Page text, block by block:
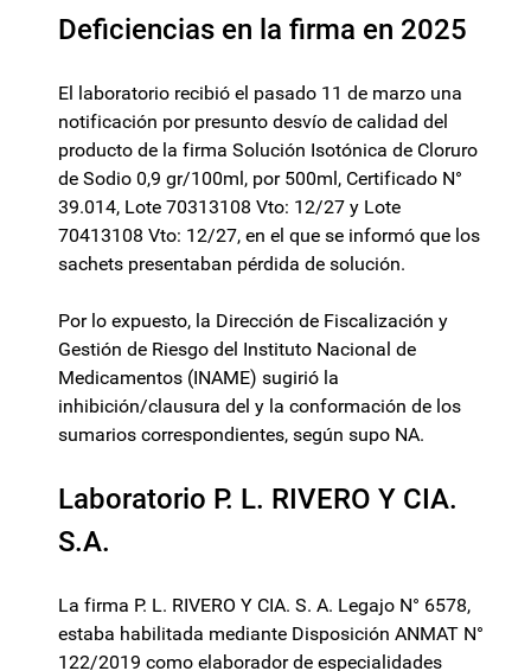
Deficiencias en la firma en 2025
El laboratorio recibió el pasado 11 de marzo una
notificación por presunto desvío de calidad del
producto de la firma Solución Isotónica de Cloruro
de Sodio 0,9 gr/100ml, por 500ml, Certificado N°
39.014, Lote 70313108 Vto: 12/27 y Lote
70413108 Vto: 12/27, en el que se informó que los
sachets presentaban pérdida de solución.
Por lo expuesto, la Dirección de Fiscalización y
Gestión de Riesgo del Instituto Nacional de
Medicamentos (INAME) sugirió la
inhibición/clausura del y la conformación de los
sumarios correspondientes, según supo NA.
Laboratorio P. L. RIVERO Y CIA.
S.A.
La firma P. L. RIVERO Y CIA. S. A. Legajo N° 6578,
estaba habilitada mediante Disposición ANMAT N°
122/2019 como elaborador de especialidades